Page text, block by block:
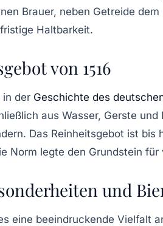
Brauer, neben Getreide
Haltbarkeit.
von 1516
in der Geschichte des
aus Wasser, Gerste
Das Reinheitsgebot ist
Norm legte den Grundstein
und
eine beeindruckende Vielfalt